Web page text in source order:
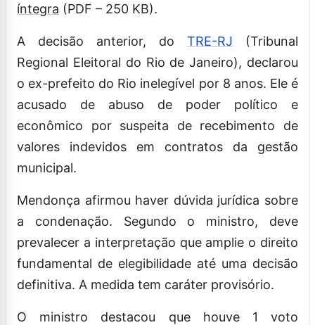
íntegra (PDF – 250 KB).
A decisão anterior, do TRE-RJ (Tribunal
Regional Eleitoral do Rio de Janeiro), declarou
o ex-prefeito do Rio inelegível por 8 anos. Ele é
acusado de abuso de poder político e
econômico por suspeita de recebimento de
valores indevidos em contratos da gestão
municipal.
Mendonça afirmou haver dúvida jurídica sobre
a condenação. Segundo o ministro, deve
prevalecer a interpretação que amplie o direito
fundamental de elegibilidade até uma decisão
definitiva. A medida tem caráter provisório.
O ministro destacou que houve 1 voto